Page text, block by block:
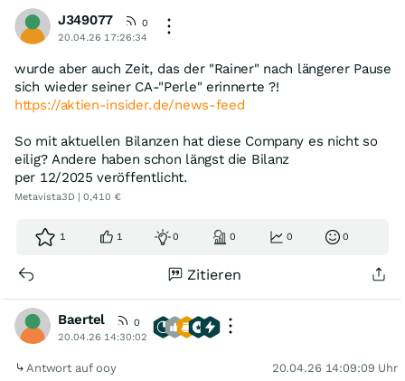
J349077
0
20.04.26 17:26:34
wurde aber auch Zeit, das der "Rainer" nach längerer Pause
sich wieder seiner CA-"Perle" erinnerte ?!
https://aktien-insider.de/news-feed
So mit aktuellen Bilanzen hat diese Company es nicht so
eilig? Andere haben schon längst die Bilanz
per 12/2025 veröffentlicht.
Metavista3D | 0,410 €
1 1 0 0 0 0
Zitieren
Baertel
0
20.04.26 14:30:02
Antwort auf ooy 20.04.26 14:09:09 Uhr